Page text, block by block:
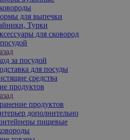
для выпечки
Турки
для сковород
за посудой
для посуды
средства
продуктов
продуктов
дополнительно
пищевые